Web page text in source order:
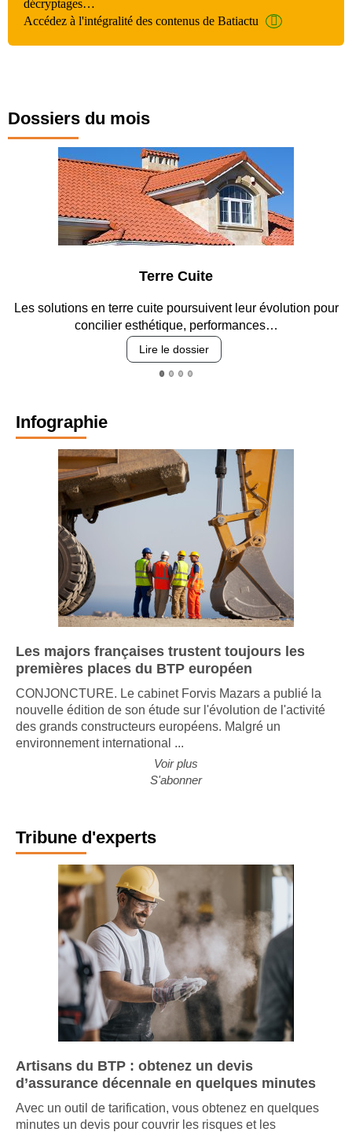
décryptages…
Accédez à l'intégralité des contenus de Batiactu
Dossiers du mois
Terre Cuite
Les solutions en terre cuite poursuivent leur évolution pour
concilier esthétique, performances…
Lire le dossier
Infographie
Les majors françaises trustent toujours les
premières places du BTP européen
CONJONCTURE. Le cabinet Forvis Mazars a publié la
nouvelle édition de son étude sur l'évolution de l'activité
des grands constructeurs européens. Malgré un
environnement international ...
Voir plus
S'abonner
Tribune d'experts
Artisans du BTP : obtenez un devis
d’assurance décennale en quelques minutes
Avec un outil de tarification, vous obtenez en quelques
minutes un devis pour couvrir les risques et les